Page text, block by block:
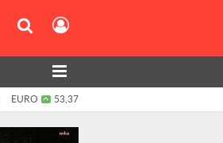
EURO 53,37